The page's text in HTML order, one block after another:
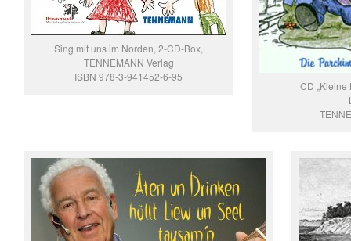
Sing mit uns im Norden, 2-CD-Box,
TENNEMANN Verlag
ISBN 978-3-941452-6-95
CD „Kleine